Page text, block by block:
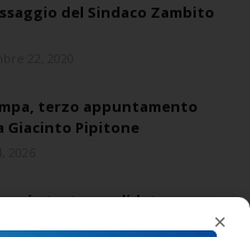
×
del Sindaco Zambito
terzo appuntamento
Giacinto Pipitone
in testa candidato